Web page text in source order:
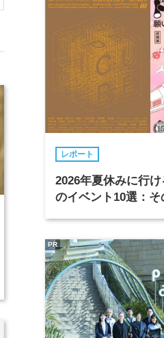
レポート
2026年夏休みに行
のイベント10選：
PR